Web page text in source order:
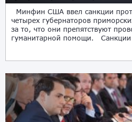
Минфин США ввел санкции
четырех губернаторов
за то, что они препятствуют
гуманитарной помощи.